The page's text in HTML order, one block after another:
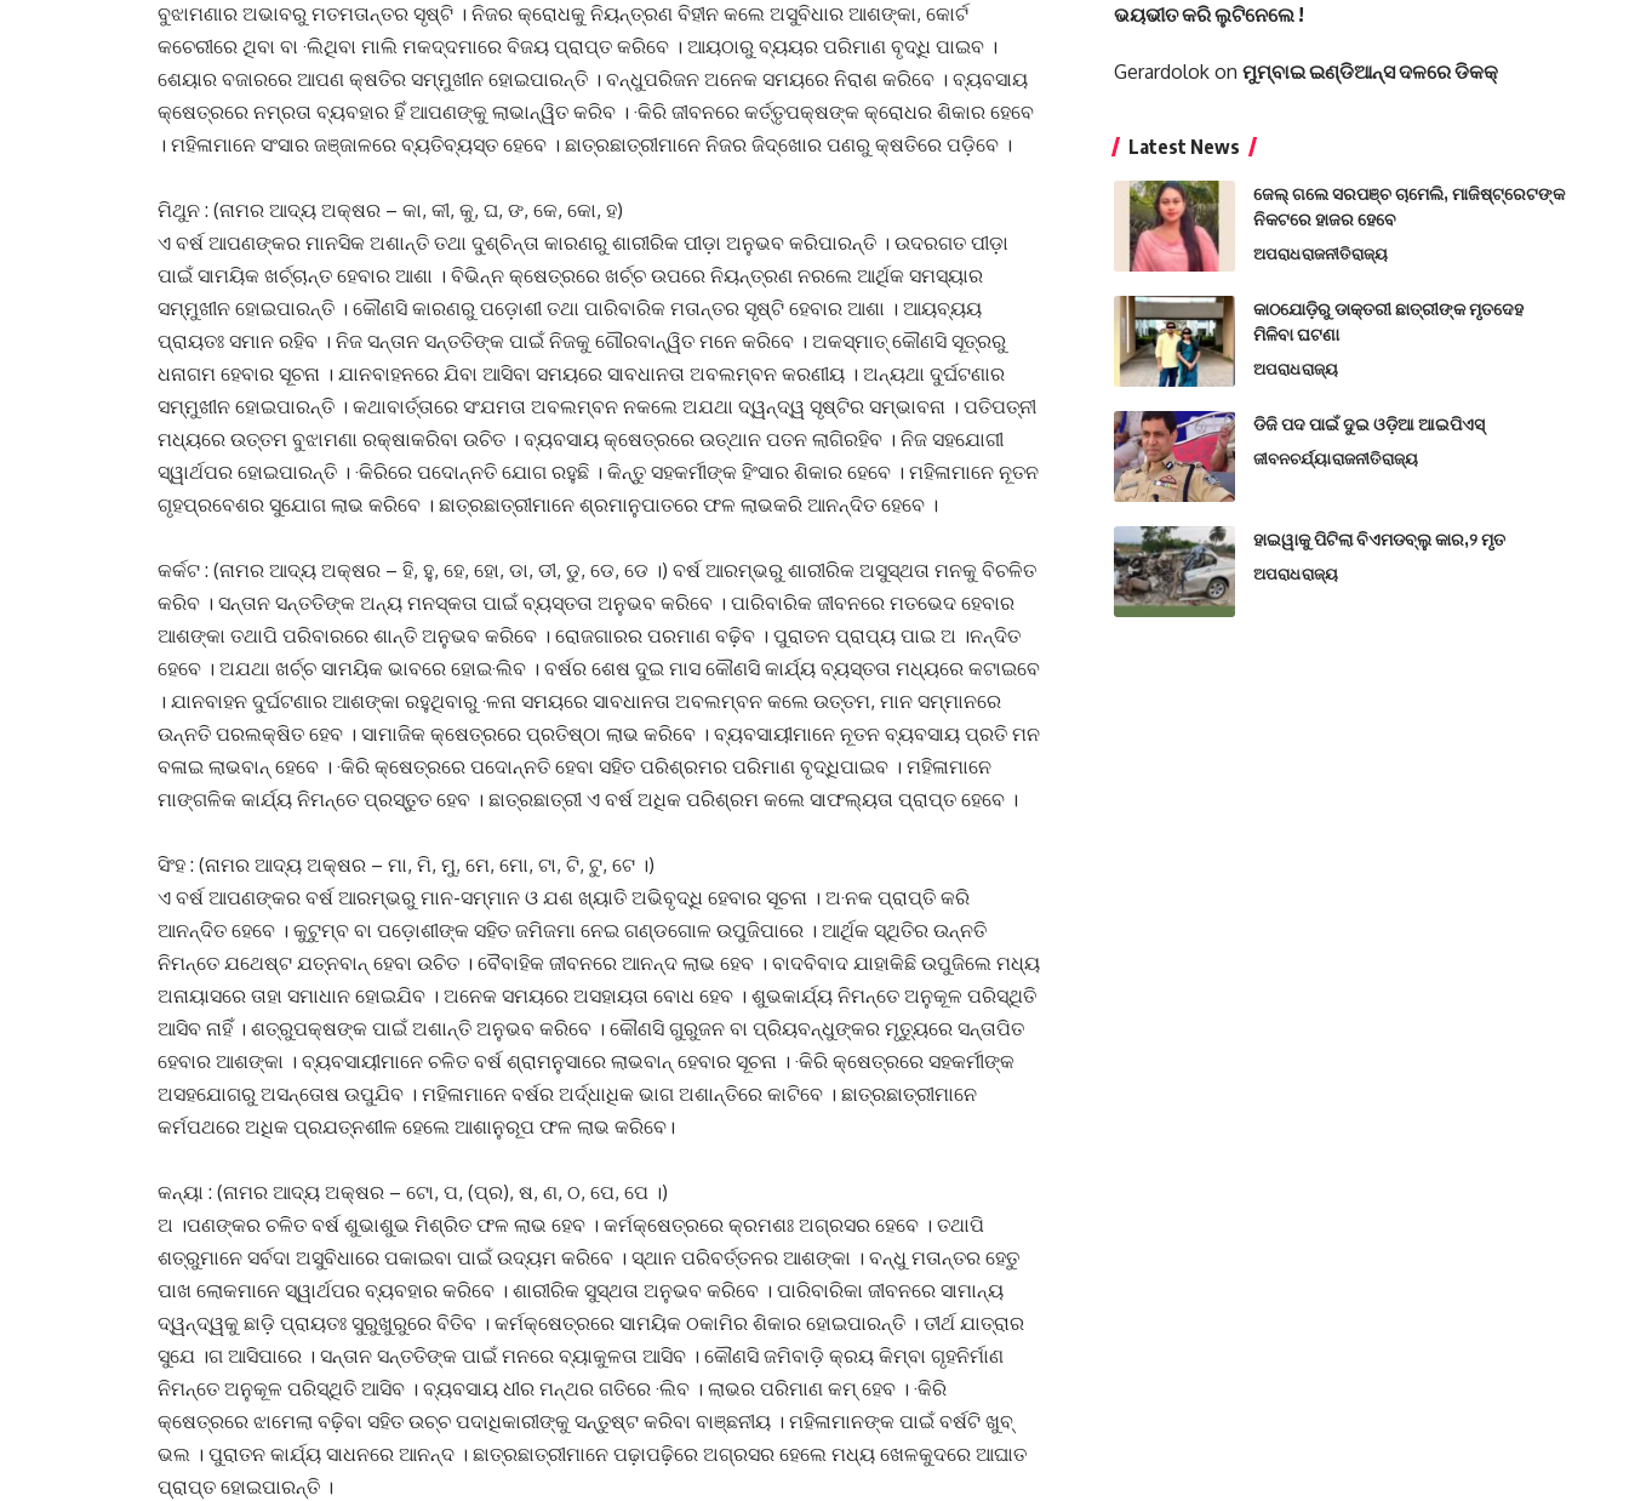
ବୁଝାମଣାର ଅଭାବରୁ ମତମତାନ୍ତର ସୃଷ୍ଟି । ନିଜର କ୍ରୋଧକୁ ନିୟନ୍ତ୍ରଣ ବିହୀନ କଲେ ଅସୁବିଧାର ଆଶଙ୍କା, କୋର୍ଟ
କଚେରୀରେ ଥିବା ବା ·ଲିଥିବା ମାଲି ମକଦ୍ଦମାରେ ବିଜୟ ପ୍ରାପ୍ତ କରିବେ । ଆୟଠାରୁ ବ୍ୟୟର ପରିମାଣ ବୃଦ୍ଧି ପାଇବ ।
ଶେୟାର ବଜାରରେ ଆପଣ କ୍ଷତିର ସମ୍ମୁଖୀନ ହୋଇପାରନ୍ତି । ବନ୍ଧୁପରିଜନ ଅନେକ ସମୟରେ ନିରାଶ କରିବେ । ବ୍ୟବସାୟ
କ୍ଷେତ୍ରରେ ନମ୍ରତା ବ୍ୟବହାର ହିଁ ଆପଣଙ୍କୁ ଲାଭାନ୍ୱିତ କରିବ । ·କିରି ଜୀବନରେ କର୍ତ୍ତୃପକ୍ଷଙ୍କ କ୍ରୋଧର ଶିକାର ହେବେ
। ମହିଳାମାନେ ସଂସାର ଜଞ୍ଜାଳରେ ବ୍ୟତିବ୍ୟସ୍ତ ହେବେ । ଛାତ୍ରଛାତ୍ରୀମାନେ ନିଜର ଜିଦ୍ଖୋର ପଣରୁ କ୍ଷତିରେ ପଡ଼ିବେ ।
ମିଥୁନ : (ନାମର ଆଦ୍ୟ ଅକ୍ଷର – କା, କୀ, କୁ, ଘ, ଙ, କେ, କୋ, ହ)
ଏ ବର୍ଷ ଆପଣଙ୍କର ମାନସିକ ଅଶାନ୍ତି ତଥା ଦୁଶ୍ଚିନ୍ତା କାରଣରୁ ଶାରୀରିକ ପୀଡ଼ା ଅନୁଭବ କରିପାରନ୍ତି । ଉଦରଗତ ପୀଡ଼ା
ପାଇଁ ସାମୟିକ ଖର୍ଚ୍ଚାନ୍ତ ହେବାର ଆଶା । ବିଭିନ୍ନ କ୍ଷେତ୍ରରେ ଖର୍ଚ୍ଚ ଉପରେ ନିୟନ୍ତ୍ରଣ ନରଲେ ଆର୍ଥିକ ସମସ୍ୟାର
ସମ୍ମୁଖୀନ ହୋଇପାରନ୍ତି । କୌଣସି କାରଣରୁ ପଡ଼ୋଶୀ ତଥା ପାରିବାରିକ ମତାନ୍ତର ସୃଷ୍ଟି ହେବାର ଆଶା । ଆୟବ୍ୟୟ
ପ୍ରାୟତଃ ସମାନ ରହିବ । ନିଜ ସନ୍ତାନ ସନ୍ତତିଙ୍କ ପାଇଁ ନିଜକୁ ଗୌରବାନ୍ୱିତ ମନେ କରିବେ । ଅକସ୍ମାତ୍ କୌଣସି ସୂତ୍ରରୁ
ଧନାଗମ ହେବାର ସୂଚନା । ଯାନବାହନରେ ଯିବା ଆସିବା ସମୟରେ ସାବଧାନତା ଅବଲମ୍ବନ କରଣୀୟ । ଅନ୍ୟଥା ଦୁର୍ଘଟଣାର
ସମ୍ମୁଖୀନ ହୋଇପାରନ୍ତି । କଥାବାର୍ତ୍ତାରେ ସଂଯମତା ଅବଲମ୍ବନ ନକଲେ ଅଯଥା ଦ୍ୱନ୍ଦ୍ୱ ସୃଷ୍ଟିର ସମ୍ଭାବନା । ପତିପତ୍ନୀ
ମଧ୍ୟରେ ଉତ୍ତମ ବୁଝାମଣା ରକ୍ଷାକରିବା ଉଚିତ । ବ୍ୟବସାୟ କ୍ଷେତ୍ରରେ ଉତ୍ଥାନ ପତନ ଲାଗିରହିବ । ନିଜ ସହଯୋଗୀ
ସ୍ୱାର୍ଥପର ହୋଇପାରନ୍ତି । ·କିରିରେ ପଦୋନ୍ନତି ଯୋଗ ରହୁଛି । କିନ୍ତୁ ସହକର୍ମୀଙ୍କ ହିଂସାର ଶିକାର ହେବେ । ମହିଳାମାନେ ନୂତନ
ଗୃହପ୍ରବେଶର ସୁଯୋଗ ଲାଭ କରିବେ । ଛାତ୍ରଛାତ୍ରୀମାନେ ଶ୍ରମାନୁପାତରେ ଫଳ ଲାଭକରି ଆନନ୍ଦିତ ହେବେ ।
କର୍କଟ : (ନାମର ଆଦ୍ୟ ଅକ୍ଷର – ହି, ହୁ, ହେ, ହୋ, ଡା, ଡୀ, ଡୁ, ଡେ, ଡେ ।) ବର୍ଷ ଆରମ୍ଭରୁ ଶାରୀରିକ ଅସୁସ୍ଥତା ମନକୁ ବିଚଳିତ
କରିବ । ସନ୍ତାନ ସନ୍ତତିଙ୍କ ଅନ୍ୟ ମନସ୍କତା ପାଇଁ ବ୍ୟସ୍ତତା ଅନୁଭବ କରିବେ । ପାରିବାରିକ ଜୀବନରେ ମତଭେଦ ହେବାର
ଆଶଙ୍କା ତଥାପି ପରିବାରରେ ଶାନ୍ତି ଅନୁଭବ କରିବେ । ରୋଜଗାରର ପରମାଣ ବଢ଼ିବ । ପୁରାତନ ପ୍ରାପ୍ୟ ପାଇ ଅ ।ନନ୍ଦିତ
ହେବେ । ଅଯଥା ଖର୍ଚ୍ଚ ସାମୟିକ ଭାବରେ ହୋଇ·ଲିବ । ବର୍ଷର ଶେଷ ଦୁଇ ମାସ କୌଣସି କାର୍ଯ୍ୟ ବ୍ୟସ୍ତତା ମଧ୍ୟରେ କଟାଇବେ
। ଯାନବାହନ ଦୁର୍ଘଟଣାର ଆଶଙ୍କା ରହୁଥିବାରୁ ·ଳନା ସମୟରେ ସାବଧାନତା ଅବଲମ୍ବନ କଲେ ଉତ୍ତମ, ମାନ ସମ୍ମାନରେ
ଉନ୍ନତି ପରଲକ୍ଷିତ ହେବ । ସାମାଜିକ କ୍ଷେତ୍ରରେ ପ୍ରତିଷ୍ଠା ଲାଭ କରିବେ । ବ୍ୟବସାୟୀମାନେ ନୂତନ ବ୍ୟବସାୟ ପ୍ରତି ମନ
ବଳାଇ ଲାଭବାନ୍ ହେବେ । ·କିରି କ୍ଷେତ୍ରରେ ପଦୋନ୍ନତି ହେବା ସହିତ ପରିଶ୍ରମର ପରିମାଣ ବୃଦ୍ଧିପାଇବ । ମହିଳାମାନେ
ମାଙ୍ଗଳିକ କାର୍ଯ୍ୟ ନିମନ୍ତେ ପ୍ରସ୍ତୁତ ହେବ । ଛାତ୍ରଛାତ୍ରୀ ଏ ବର୍ଷ ଅଧିକ ପରିଶ୍ରମ କଲେ ସାଫଲ୍ୟତା ପ୍ରାପ୍ତ ହେବେ ।
ସିଂହ : (ନାମର ଆଦ୍ୟ ଅକ୍ଷର – ମା, ମି, ମୁ, ମେ, ମୋ, ଟା, ଟି, ଟୁ, ଟେ ।)
ଏ ବର୍ଷ ଆପଣଙ୍କର ବର୍ଷ ଆରମ୍ଭରୁ ମାନ-ସମ୍ମାନ ଓ ଯଶ ଖ୍ୟାତି ଅଭିବୃଦ୍ଧି ହେବାର ସୂଚନା । ଅ·ନକ ପ୍ରାପ୍ତି କରି
ଆନନ୍ଦିତ ହେବେ । କୁଟୁମ୍ବ ବା ପଡ଼ୋଶୀଙ୍କ ସହିତ ଜମିଜମା ନେଇ ଗଣ୍ଡଗୋଳ ଉପୁଜିପାରେ । ଆର୍ଥିକ ସ୍ଥିତିର ଉନ୍ନତି
ନିମନ୍ତେ ଯଥେଷ୍ଟ ଯତ୍ନବାନ୍ ହେବା ଉଚିତ । ବୈବାହିକ ଜୀବନରେ ଆନନ୍ଦ ଲାଭ ହେବ । ବାଦବିବାଦ ଯାହାକିଛି ଉପୁଜିଲେ ମଧ୍ୟ
ଅନାୟାସରେ ତାହା ସମାଧାନ ହୋଇଯିବ । ଅନେକ ସମୟରେ ଅସହାୟତା ବୋଧ ହେବ । ଶୁଭକାର୍ଯ୍ୟ ନିମନ୍ତେ ଅନୁକୂଳ ପରିସ୍ଥିତି
ଆସିବ ନାହିଁ । ଶତ୍ରୁପକ୍ଷଙ୍କ ପାଇଁ ଅଶାନ୍ତି ଅନୁଭବ କରିବେ । କୌଣସି ଗୁରୁଜନ ବା ପ୍ରିୟବନ୍ଧୁଙ୍କର ମୃତ୍ୟୁରେ ସନ୍ତାପିତ
ହେବାର ଆଶଙ୍କା । ବ୍ୟବସାୟୀମାନେ ଚଳିତ ବର୍ଷ ଶ୍ରାମନୁସାରେ ଲାଭବାନ୍ ହେବାର ସୂଚନା । ·କିରି କ୍ଷେତ୍ରରେ ସହକର୍ମୀଙ୍କ
ଅସହଯୋଗରୁ ଅସନ୍ତୋଷ ଉପୁଯିବ । ମହିଳାମାନେ ବର୍ଷର ଅର୍ଦ୍ଧାଧିକ ଭାଗ ଅଶାନ୍ତିରେ କାଟିବେ । ଛାତ୍ରଛାତ୍ରୀମାନେ
କର୍ମପଥରେ ଅଧିକ ପ୍ରଯତ୍ନଶୀଳ ହେଲେ ଆଶାନୁରୂପ ଫଳ ଲାଭ କରିବେ।
କନ୍ୟା : (ନାମର ଆଦ୍ୟ ଅକ୍ଷର – ଟୋ, ପ, (ପ୍ର), ଷ, ଣ, ଠ, ପେ, ପେ ।)
ଅ ।ପଣଙ୍କର ଚଳିତ ବର୍ଷ ଶୁଭାଶୁଭ ମିଶ୍ରିତ ଫଳ ଲାଭ ହେବ । କର୍ମକ୍ଷେତ୍ରରେ କ୍ରମଶଃ ଅଗ୍ରସର ହେବେ । ତଥାପି
ଶତ୍ରୁମାନେ ସର୍ବଦା ଅସୁବିଧାରେ ପକାଇବା ପାଇଁ ଉଦ୍ୟମ କରିବେ । ସ୍ଥାନ ପରିବର୍ତ୍ତନର ଆଶଙ୍କା । ବନ୍ଧୁ ମତାନ୍ତର ହେତୁ
ପାଖ ଲୋକମାନେ ସ୍ୱାର୍ଥପର ବ୍ୟବହାର କରିବେ । ଶାରୀରିକ ସୁସ୍ଥତା ଅନୁଭବ କରିବେ । ପାରିବାରିକା ଜୀବନରେ ସାମାନ୍ୟ
ଦ୍ୱନ୍ଦ୍ୱକୁ ଛାଡ଼ି ପ୍ରାୟତଃ ସୁରୁଖୁରୁରେ ବିତିବ । କର୍ମକ୍ଷେତ୍ରରେ ସାମୟିକ ଠକାମିର ଶିକାର ହୋଇପାରନ୍ତି । ତୀର୍ଥ ଯାତ୍ରାର
ସୁଯେ ।ଗ ଆସିପାରେ । ସନ୍ତାନ ସନ୍ତତିଙ୍କ ପାଇଁ ମନରେ ବ୍ୟାକୁଳତା ଆସିବ । କୌଣସି ଜମିବାଡ଼ି କ୍ରୟ କିମ୍ବା ଗୃହନିର୍ମାଣ
ନିମନ୍ତେ ଅନୁକୂଳ ପରିସ୍ଥିତି ଆସିବ । ବ୍ୟବସାୟ ଧୀର ମନ୍ଥର ଗତିରେ ·ଲିବ । ଲାଭର ପରିମାଣ କମ୍ ହେବ । ·କିରି
କ୍ଷେତ୍ରରେ ଝାମେଲା ବଢ଼ିବା ସହିତ ଉଚ୍ଚ ପଦାଧିକାରୀଙ୍କୁ ସନ୍ତୁଷ୍ଟ କରିବା ବାଞ୍ଛନୀୟ । ମହିଳାମାନଙ୍କ ପାଇଁ ବର୍ଷଟି ଖୁବ୍
ଭଲ । ପୁରାତନ କାର୍ଯ୍ୟ ସାଧନରେ ଆନନ୍ଦ । ଛାତ୍ରଛାତ୍ରୀମାନେ ପଢ଼ାପଢ଼ିରେ ଅଗ୍ରସର ହେଲେ ମଧ୍ୟ ଖେଳକୁଦରେ ଆଘାତ
ପ୍ରାପ୍ତ ହୋଇପାରନ୍ତି ।
ଭୟଭୀତ କରି ଲୁଟିନେଲେ !
Gerardolokon ମୁମ୍ବାଇ ଇଣ୍ଡିଆନ୍ସ ଦଳରେ ଡିକକ୍‌
Latest News
ଜେଲ୍ ଗଲେ ସରପଞ୍ଚ ଚାମେଲି, ମାଜିଷ୍ଟ୍ରେଟଙ୍କ
ନିକଟରେ ହାଜର ହେବେ
ଅପରାଧରାଜନୀତିରାଜ୍ୟ
କାଠଯୋଡ଼ିରୁ ଡାକ୍ତରୀ ଛାତ୍ରୀଙ୍କ ମୃତଦେହ
ମିଳିବା ଘଟଣା
ଅପରାଧରାଜ୍ୟ
ଡିଜି ପଦ ପାଇଁ ଦୁଇ ଓଡ଼ିଆ ଆଇପିଏସ୍
ଜୀବନଚର୍ଯ୍ୟାରାଜନୀତିରାଜ୍ୟ
ହାଇୱାକୁ ପିଟିଲା ବିଏମଡବ୍ଲୁ କାର,୨ ମୃତ
ଅପରାଧରାଜ୍ୟ